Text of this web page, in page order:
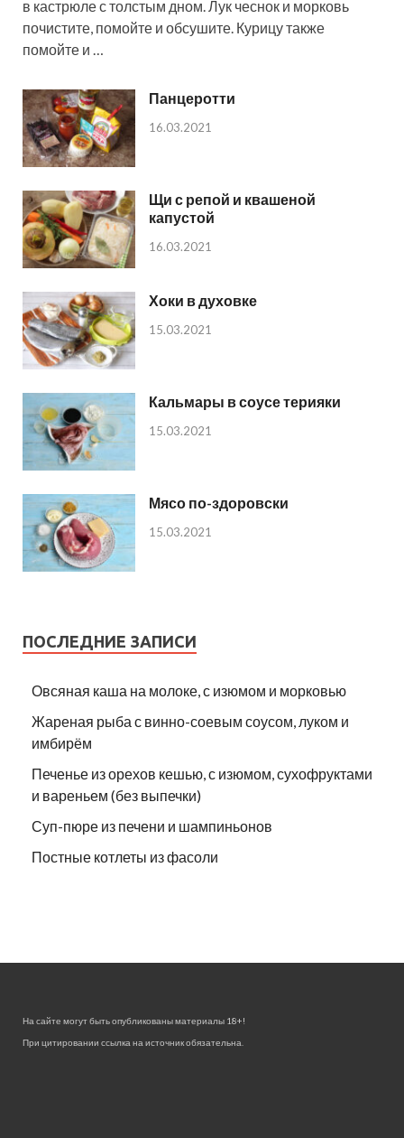
в кастрюле с толстым дном. Лук чеснок и морковь
почистите, помойте и обсушите. Курицу также
помойте и …
Панцеротти
16.03.2021
Щи с репой и квашеной
капустой
16.03.2021
Хоки в духовке
15.03.2021
Кальмары в соусе терияки
15.03.2021
Мясо по-здоровски
15.03.2021
ПОСЛЕДНИЕ ЗАПИСИ
Овсяная каша на молоке, с изюмом и морковью
Жареная рыба с винно-соевым соусом, луком и
имбирём
Печенье из орехов кешью, с изюмом, сухофруктами
и вареньем (без выпечки)
Суп-пюре из печени и шампиньонов
Постные котлеты из фасоли
На сайте могут быть опубликованы материалы 18+!
При цитировании ссылка на источник обязательна.